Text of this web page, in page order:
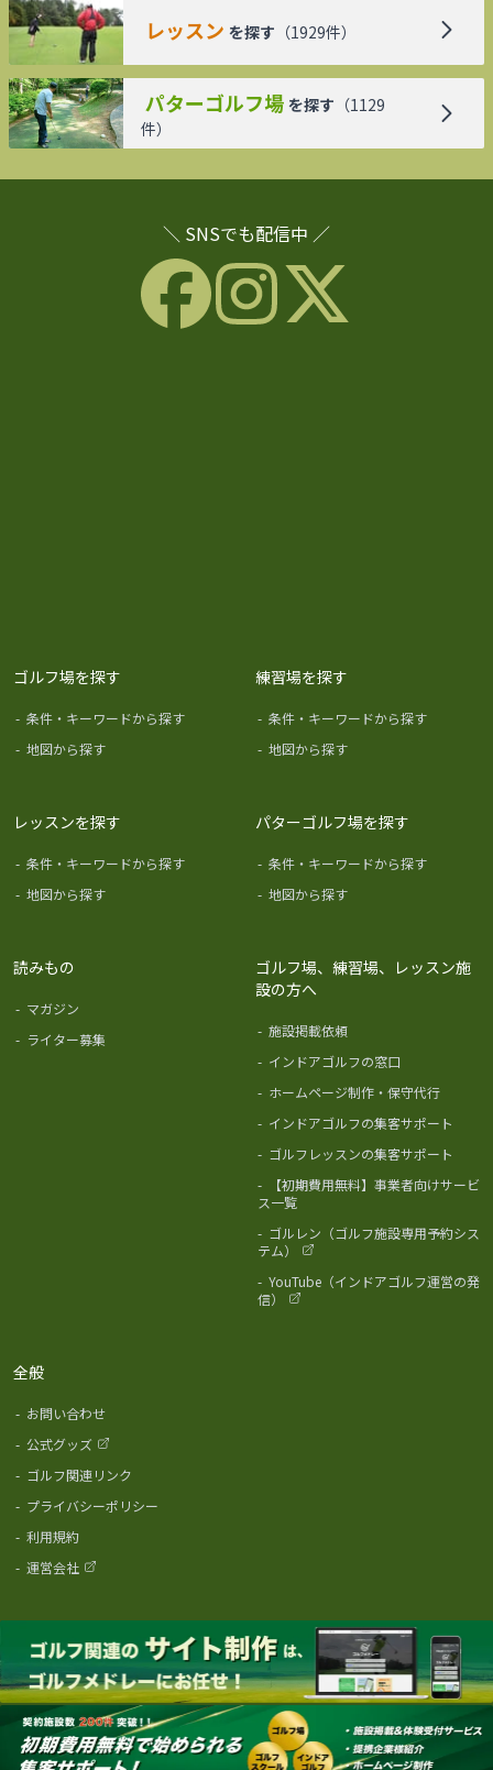
レッスン を探す （1929件）
パターゴルフ場 を探す （1129
件）
＼ SNSでも配信中 ／
ゴルフ場を探す
- 条件・キーワードから探す
- 地図から探す
練習場を探す
- 条件・キーワードから探す
- 地図から探す
レッスンを探す
- 条件・キーワードから探す
- 地図から探す
パターゴルフ場を探す
- 条件・キーワードから探す
- 地図から探す
読みもの
- マガジン
- ライター募集
ゴルフ場、練習場、レッスン施
設の方へ
- 施設掲載依頼
- インドアゴルフの窓口
- ホームページ制作・保守代行
- インドアゴルフの集客サポート
- ゴルフレッスンの集客サポート
-
【初期費用無料】事業者向けサービ
ス一覧
- ゴルレン（ゴルフ施設専用予約シス
テム）
- YouTube（インドアゴルフ運営の発
信）
全般
- お問い合わせ
- 公式グッズ
- ゴルフ関連リンク
- プライバシーポリシー
- 利用規約
- 運営会社